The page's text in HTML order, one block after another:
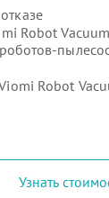
Robot
Robot
Узнать